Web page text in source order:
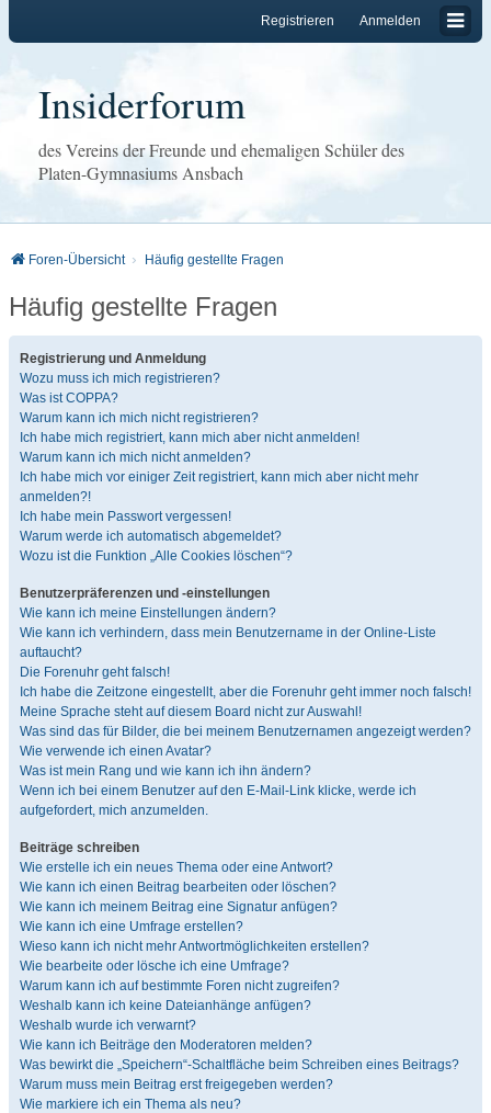
Anmelden
Registrieren
Insiderforum
des Vereins der Freunde und ehemaligen Schüler des
Platen-Gymnasiums Ansbach
Foren-Übersicht Häufig gestellte Fragen
Häufig gestellte Fragen
Registrierung und Anmeldung
Wozu muss ich mich registrieren?
Was ist COPPA?
Warum kann ich mich nicht registrieren?
Ich habe mich registriert, kann mich aber nicht anmelden!
Warum kann ich mich nicht anmelden?
Ich habe mich vor einiger Zeit registriert, kann mich aber nicht mehr
anmelden?!
Ich habe mein Passwort vergessen!
Warum werde ich automatisch abgemeldet?
Wozu ist die Funktion „Alle Cookies löschen“?
Benutzerpräferenzen und -einstellungen
Wie kann ich meine Einstellungen ändern?
Wie kann ich verhindern, dass mein Benutzername in der Online-Liste
auftaucht?
Die Forenuhr geht falsch!
Ich habe die Zeitzone eingestellt, aber die Forenuhr geht immer noch falsch!
Meine Sprache steht auf diesem Board nicht zur Auswahl!
Was sind das für Bilder, die bei meinem Benutzernamen angezeigt werden?
Wie verwende ich einen Avatar?
Was ist mein Rang und wie kann ich ihn ändern?
Wenn ich bei einem Benutzer auf den E-Mail-Link klicke, werde ich
aufgefordert, mich anzumelden.
Beiträge schreiben
Wie erstelle ich ein neues Thema oder eine Antwort?
Wie kann ich einen Beitrag bearbeiten oder löschen?
Wie kann ich meinem Beitrag eine Signatur anfügen?
Wie kann ich eine Umfrage erstellen?
Wieso kann ich nicht mehr Antwortmöglichkeiten erstellen?
Wie bearbeite oder lösche ich eine Umfrage?
Warum kann ich auf bestimmte Foren nicht zugreifen?
Weshalb kann ich keine Dateianhänge anfügen?
Weshalb wurde ich verwarnt?
Wie kann ich Beiträge den Moderatoren melden?
Was bewirkt die „Speichern“-Schaltfläche beim Schreiben eines Beitrags?
Warum muss mein Beitrag erst freigegeben werden?
Wie markiere ich ein Thema als neu?